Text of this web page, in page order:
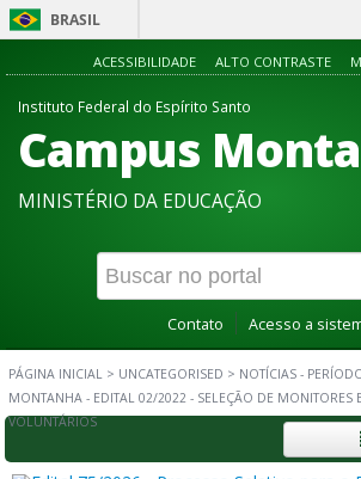
BRASIL
Acesso
ACESSIBILIDADE ALTO CONTRASTE
Instituto Federal do Espírito Santo
Campus
MINISTÉRIO DA EDUCAÇÃO
Contato Acesso a
PÁGINA INICIAL > UNCATEGORISED > NOTÍCIAS -
MONTANHA - EDITAL 02/2022 - SELEÇÃO DE MONITORES
VOLUNTÁRIOS